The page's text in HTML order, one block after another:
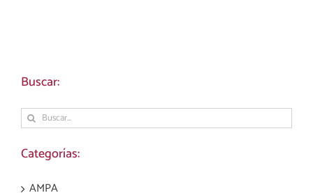
Buscar:
Buscar:
Categorías:
AMPA